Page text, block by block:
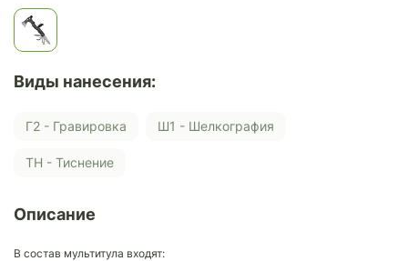
Виды нанесения:
Г2 - Гравировка Ш1 - Шелкография
ТН - Тиснение
Описание
В состав мультитула входят: